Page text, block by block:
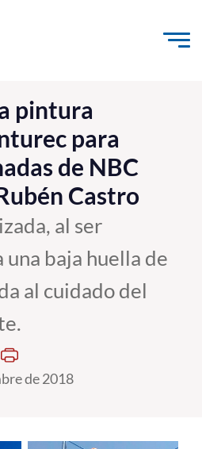
al contenido
e Innovación
pintura
para
de NBC
Castro
al ser
una baja huella de
al cuidado del
de 2018